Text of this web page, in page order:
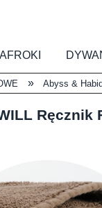
» Abyss &
Ręcznik